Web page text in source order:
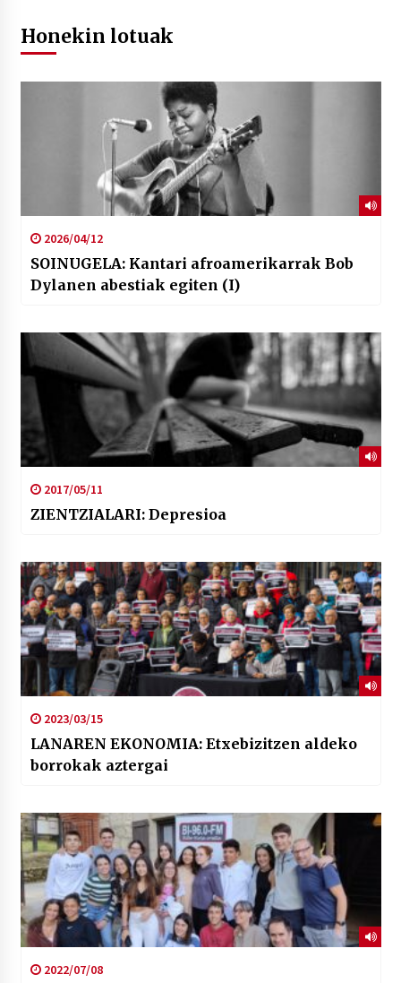
Honekin lotuak
2026/04/12
SOINUGELA: Kantari afroamerikarrak Bob
Dylanen abestiak egiten (I)
2017/05/11
ZIENTZIALARI: Depresioa
2023/03/15
LANAREN EKONOMIA: Etxebizitzen aldeko
borrokak aztergai
2022/07/08